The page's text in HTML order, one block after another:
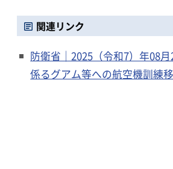
関連リンク
防衛省｜2025（令和7）年08
係るグアム等への航空機訓練